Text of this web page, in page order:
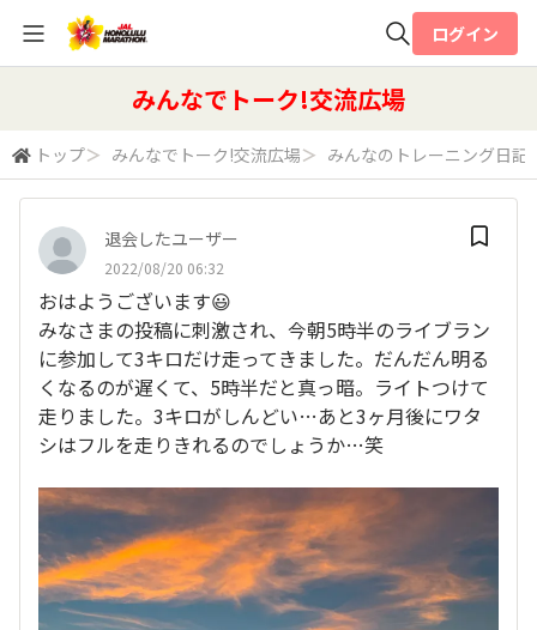
検索
ログイン
みんなでトーク!交流広場
トップ＞ みんなでトーク!交流広場＞ みんなのトレーニング日記
退会したユーザー
2022/08/20 06:32
おはようございます😃
みなさまの投稿に刺激され、今朝5時半のライブラン
に参加して3キロだけ走ってきました。だんだん明る
くなるのが遅くて、5時半だと真っ暗。ライトつけて
走りました。3キロがしんどい…あと3ヶ月後にワタ
シはフルを走りきれるのでしょうか…笑